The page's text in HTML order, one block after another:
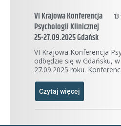
VI Krajowa Konferencja
Psychologii Klinicznej
25-27.09.2025 Gdańsk
VI Krajowa Konferencja
odbędzie się w Gdańsku,
27.09.2025 roku.
Czytaj więcej